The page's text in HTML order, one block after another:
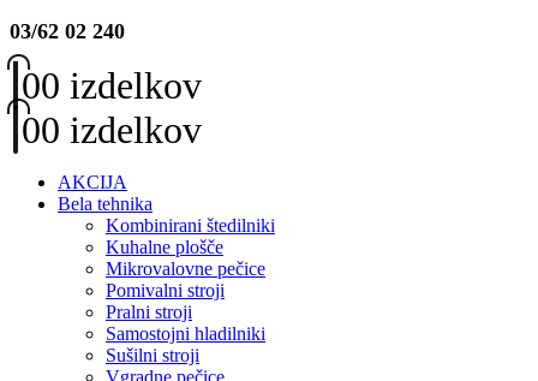
03/62 02 240
00 izdelkov
00 izdelkov
AKCIJA
Bela tehnika
Kombinirani štedilniki
Kuhalne plošče
Mikrovalovne pečice
Pomivalni stroji
Pralni stroji
Samostojni hladilniki
Sušilni stroji
Vgradne pečice